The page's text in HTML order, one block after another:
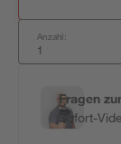
Anzahl:
Fragen
Sofort-